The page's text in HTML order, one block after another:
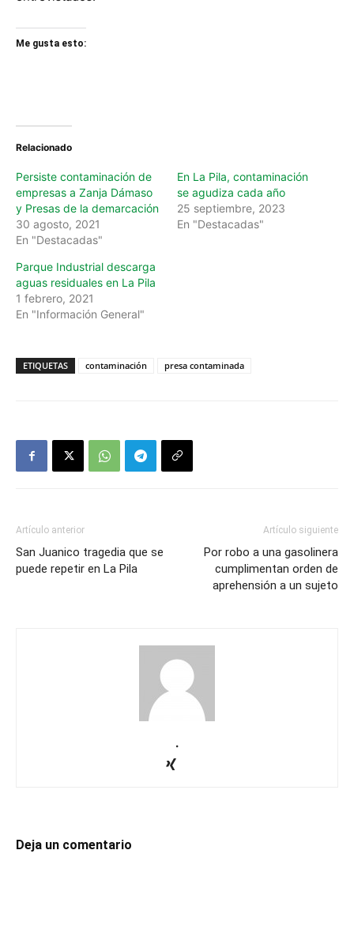
Me gusta esto:
Relacionado
Persiste contaminación de
empresas a Zanja Dámaso
y Presas de la demarcación
30 agosto, 2021
En "Destacadas"
En La Pila, contaminación
se agudiza cada año
25 septiembre, 2023
En "Destacadas"
Parque Industrial descarga
aguas residuales en La Pila
1 febrero, 2021
En "Información General"
ETIQUETAS contaminación presa contaminada
Artículo anterior
San Juanico tragedia que se
puede repetir en La Pila
Artículo siguiente
Por robo a una gasolinera
cumplimentan orden de
aprehensión a un sujeto
.
Deja un comentario